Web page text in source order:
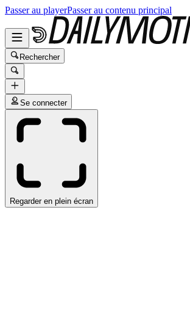
Passer au playerPasser au contenu principal
Rechercher
Se connecter
Regarder en plein écran